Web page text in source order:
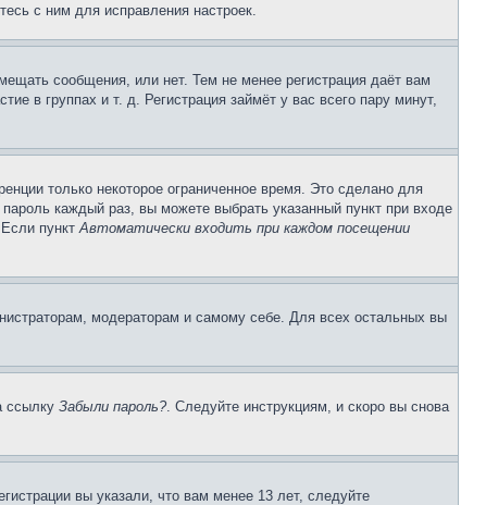
с ним для исправления настроек.
сообщения, или нет. Тем не менее регистрация даёт вам
в группах и т. д. Регистрация займёт у вас всего пару минут,
только некоторое ограниченное время. Это сделано для
каждый раз, вы можете выбрать указанный пункт при входе
Если пунктАвтоматически входить при каждом посещении
модераторам и самому себе. Для всех остальных вы
ссылку Забыли пароль?. Следуйте инструкциям, и скоро вы снова
вы указали, что вам менее 13 лет, следуйте